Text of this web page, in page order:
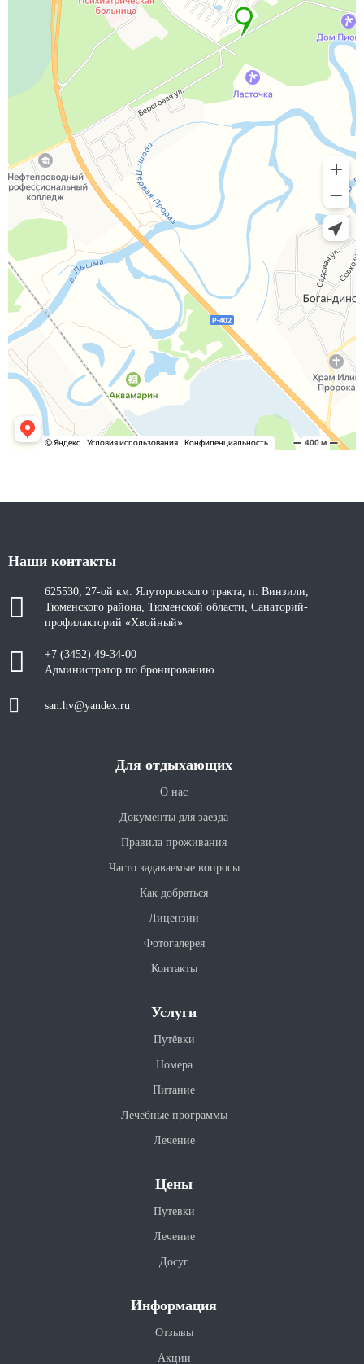
Наши контакты
625530, 27-ой км. Ялуторовского тракта, п. Винзили,
Тюменского района, Тюменской области, Санаторий-
профилакторий «Хвойный»
+7 (3452) 49-34-00
Администратор по бронированию
san.hv@yandex.ru
Для отдыхающих
О нас
Документы для заезда
Правила проживания
Часто задаваемые вопросы
Как добраться
Лицензии
Фотогалерея
Контакты
Услуги
Путёвки
Номера
Питание
Лечебные программы
Лечение
Цены
Путевки
Лечение
Досуг
Информация
Отзывы
Акции